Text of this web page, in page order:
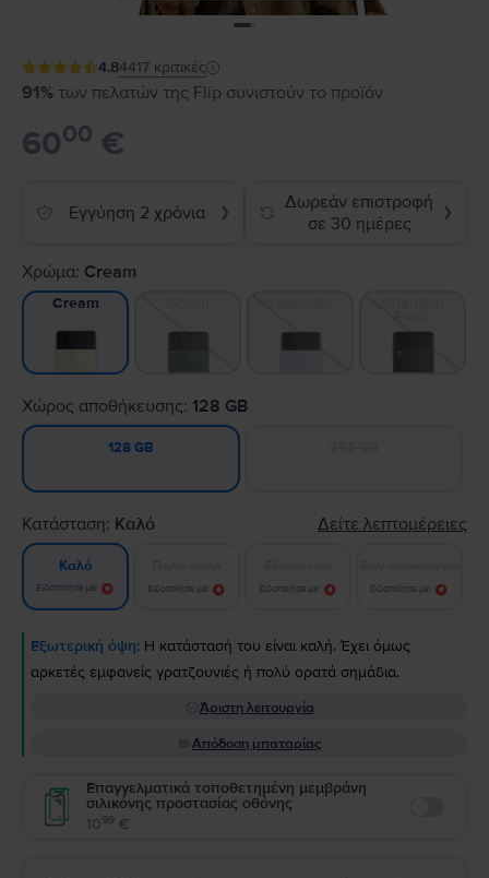
4.84417 κριτικές
91% των πελατών της Flip συνιστούν το προϊόν
6000 €
Εγγύηση 2 χρόνια ❯
Δωρεάν επιστροφή
σε 30 ημέρες
❯
Χρώμα: Cream
Cream
Χώρος αποθήκευσης: 128 GB
128 GB
Κατάσταση: Καλό Δείτε λεπτομέρειες
Καλό
Ειδοποίησε με! Ειδοποίησε με! Ειδοποίησε με! Ειδοποίησε με!
Εξωτερική όψη: Η κατάστασή του είναι καλή. Έχει όμως
αρκετές εμφανείς γρατζουνιές ή πολύ ορατά σημάδια.
Άριστη λειτουργία
Απόδοση μπαταρίας
Επαγγελματικά τοποθετημένη μεμβράνη
σιλικόνης προστασίας οθόνης
1099 €